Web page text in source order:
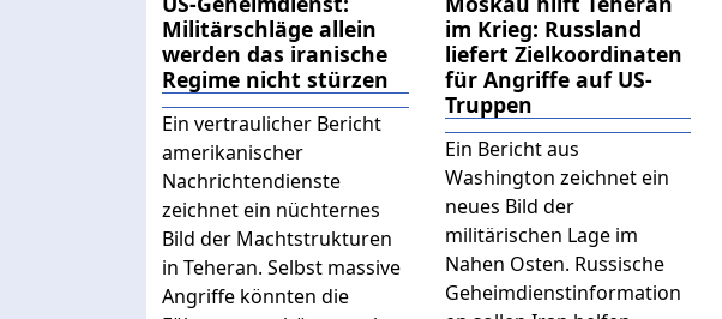
Militärschläge allein
werden das iranische
Regime nicht stürzen
Ein vertraulicher Bericht
amerikanischer
Nachrichtendienste
zeichnet ein nüchternes
Bild der Machtstrukturen
in Teheran. Selbst massive
Angriffe könnten die
im Krieg: Russland
liefert Zielkoordinaten
für Angriffe auf US-
Truppen
Ein Bericht aus
Washington zeichnet ein
neues Bild der
militärischen Lage im
Nahen Osten. Russische
Geheimdienstinformation